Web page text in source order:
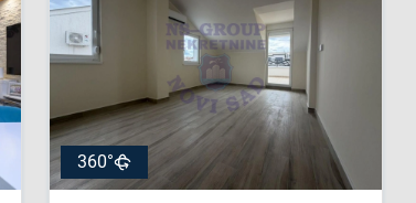
360°